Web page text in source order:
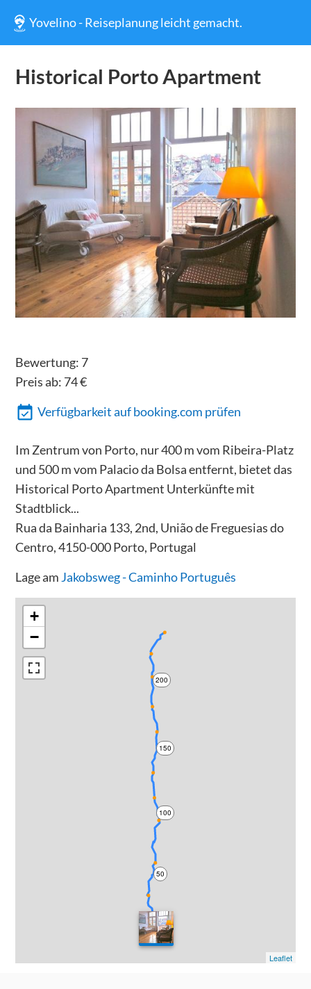
Yovelino - Reiseplanung leicht gemacht.
Historical Porto Apartment
Bewertung: 7
Preis ab: 74€
Verfügbarkeit auf booking.com prüfen
Im Zentrum von Porto, nur 400 m vom Ribeira-Platz
und 500 m vom Palacio da Bolsa entfernt, bietet das
Historical Porto Apartment Unterkünfte mit
Stadtblick...
Rua da Bainharia 133, 2nd, União de Freguesias do
Centro, 4150-000 Porto, Portugal
Lage am Jakobsweg - Caminho Português
0
50
100
150
200
+
−
Leaflet